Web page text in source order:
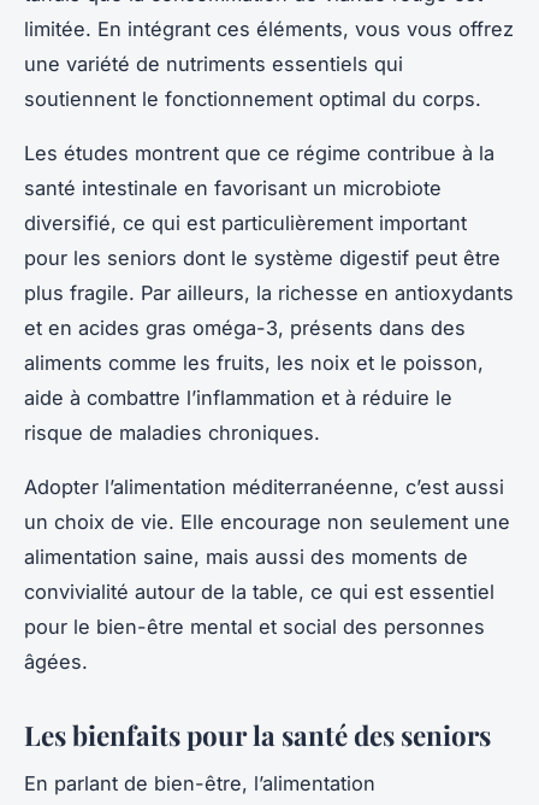
limitée. En intégrant ces éléments, vous vous offrez
une variété de nutriments essentiels qui
soutiennent le fonctionnement optimal du corps.
Les études montrent que ce régime contribue à la
santé intestinale en favorisant un microbiote
diversifié, ce qui est particulièrement important
pour les seniors dont le système digestif peut être
plus fragile. Par ailleurs, la richesse en antioxydants
et en acides gras oméga-3, présents dans des
aliments comme les fruits, les noix et le poisson,
aide à combattre l’inflammation et à réduire le
risque de maladies chroniques.
Adopter l’alimentation méditerranéenne, c’est aussi
un choix de vie. Elle encourage non seulement une
alimentation saine, mais aussi des moments de
convivialité autour de la table, ce qui est essentiel
pour le bien-être mental et social des personnes
âgées.
Les bienfaits pour la santé des seniors
En parlant de bien-être, l’alimentation